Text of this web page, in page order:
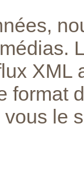
XML
format
le